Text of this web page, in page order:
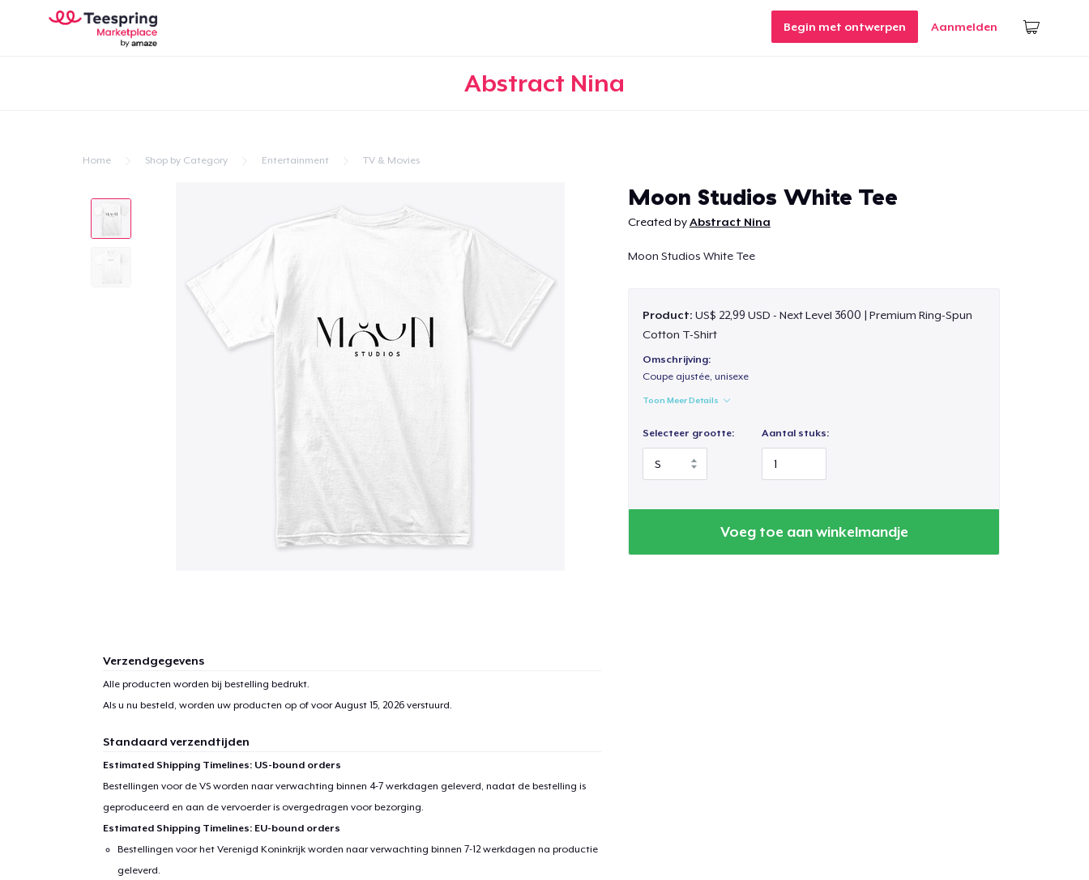
Begin met ontwerpen Aanmelden
Abstract Nina
Home Shop by Category Entertainment TV & Movies
Moon Studios White Tee
Created byAbstract Nina
Moon Studios White Tee
Product: US$ 22,99 USD - Next Level 3600 | Premium Ring-Spun
Cotton T-Shirt
Omschrijving:
Coupe ajustée, unisexe
Toon Meer Details
Selecteer grootte: Aantal stuks:
Voeg toe aan winkelmandje
Verzendgegevens
Alle producten worden bij bestelling bedrukt.
Als u nu besteld, worden uw producten op of voorAugust 15, 2026verstuurd.
Standaard verzendtijden
Estimated Shipping Timelines: US-bound orders
Bestellingen voor de VS worden naar verwachting binnen 4-7 werkdagen geleverd, nadat de bestelling is
geproduceerd en aan de vervoerder is overgedragen voor bezorging.
Estimated Shipping Timelines: EU-bound orders
Bestellingen voor het Verenigd Koninkrijk worden naar verwachting binnen 7-12 werkdagen na productie
geleverd.